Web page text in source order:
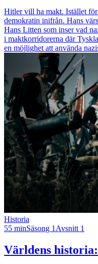
Hitler vill ha makt. Istället
demokratin inifrån. Hans
Hans Litten som inser vad
i maktkorridorerna där
en möjlighet att använda
Historia
55 minSäsong 1 Avsnitt 1
Världens